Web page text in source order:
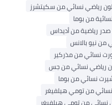
رياضي نسائي من سكيتشرز
من بوما
صدر رياضية من أديداس
من نيو بالانس
نسائي من مذركير
رياضي نسائي من جس
نسائي من بوما
من تومي هيلفيغر
من تومي هيلفيغر